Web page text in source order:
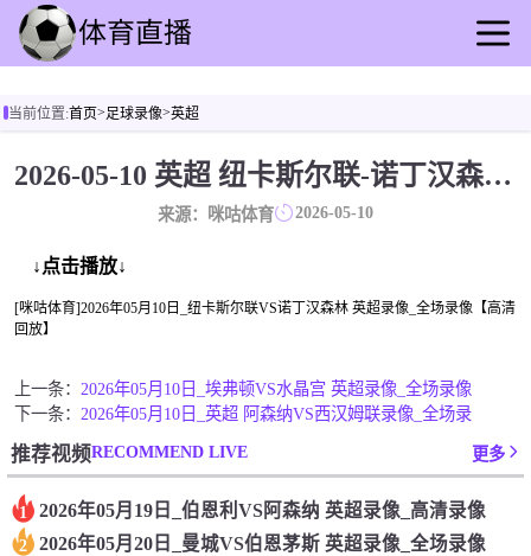
足球直播
足球速报
篮球新闻
其他转播
当前位置:首页>足球录像>英超
2026-05-10 英超 纽卡斯尔联-诺丁汉森林 录像[咪咕体育]
来源：咪咕体育 2026-05-10
↓点击播放↓
[咪咕体育]2026年05月10日_纽卡斯尔联VS诺丁汉森林 英超录像_全场录像【高清
回放】
上一条： 2026年05月10日_埃弗顿VS水晶宫 英超录像_全场录像
下一条： 2026年05月10日_英超 阿森纳VS西汉姆联录像_全场录
推荐视频RECOMMEND LIVE 更多
1 2026年05月19日_伯恩利VS阿森纳 英超录像_高清录像
2 2026年05月20日_曼城VS伯恩茅斯 英超录像_全场录像